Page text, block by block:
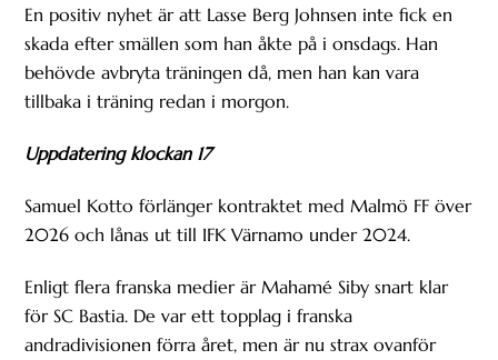
En positiv nyhet är att Lasse Berg Johnsen inte fick en
skada efter smällen som han åkte på i onsdags. Han
behövde avbryta träningen då, men han kan vara
tillbaka i träning redan i morgon.
Uppdatering klockan 17
Samuel Kotto förlänger kontraktet med Malmö FF över
2026 och lånas ut till IFK Värnamo under 2024.
Enligt flera franska medier är Mahamé Siby snart klar
för SC Bastia. De var ett topplag i franska
andradivisionen förra året, men är nu strax ovanför